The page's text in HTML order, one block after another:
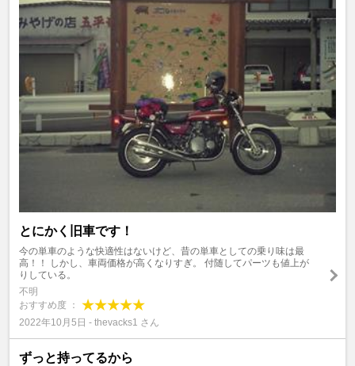
とにかく旧車です！
今の単車のような快適性はないけど、昔の単車としての乗り味は最
高！！ しかし、車両価格が高くなりすぎ。 付随してパーツも値上が
りしている。
不明
おすすめ度 ：
2022年10月5日 - thevacks1 さん
ずっと持ってるから